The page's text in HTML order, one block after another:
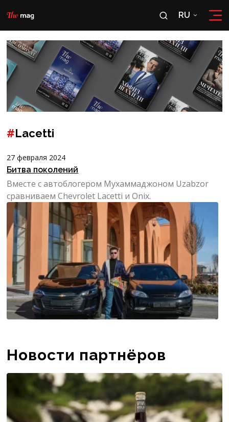
RU
RU
OʻZ
#Lacetti
27 февраля 2024
Битва поколений
Вместе с автоблогером Мухаммаджоном Uzabzor
сравниваем Chevrolet Laсetti и Onix.
Новости партнёров